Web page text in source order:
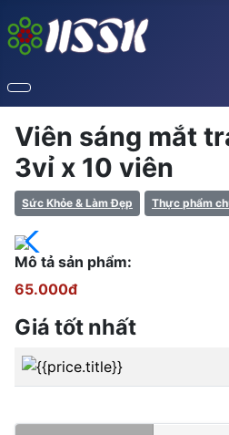
Viên sáng mắt
3vỉ x 10 viên
Sức Khỏe & Làm Đẹp Thực phẩm
Mô tả sản phẩm:
65.000đ
Giá tốt nhất